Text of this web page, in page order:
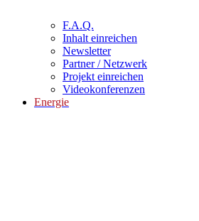
F.A.Q.
Inhalt einreichen
Newsletter
Partner / Netzwerk
Projekt einreichen
Videokonferenzen
Energie